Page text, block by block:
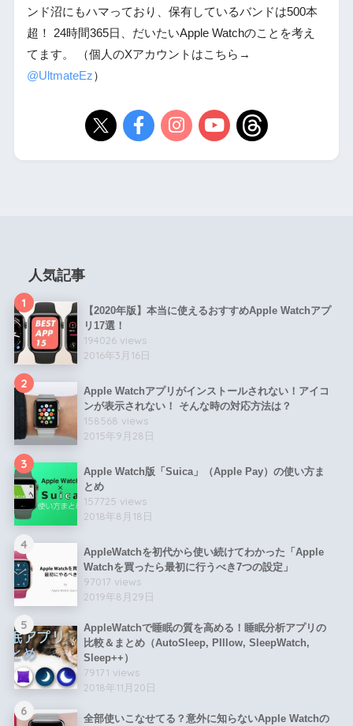
ンド沼にもハマっており、保有しているバンドは500本
超！ 24時間365日、だいたいApple Watchのことを考え
てます。 （個人のXアカウントはこちら→
@UltmateEz）
人気記事
1
【2020年版】本当に使えるおすすめApple Watchアプ
リ17選！
194026 views
2016年3月16日
2
Apple Watchアプリがインストールされない！アイコ
ンが表示されない！ そんな時の対応方法は？
158568 views
2015年9月28日
3
Apple Watch版「Suica」（Apple Pay）の使い方ま
とめ
157725 views
2018年8月18日
4
AppleWatchを初代から使い続けてわかった「Apple
Watchを買ったら最初に行うべき7つの設定」
97017 views
2019年8月29日
5
AppleWatchで睡眠の質を高める！睡眠分析アプリの
比較＆まとめ（AutoSleep, PIllow, SleepWatch,
Sleep++）
79171 views
2018年11月20日
6
全部使いこなせてる？意外に知らないApple Watchの